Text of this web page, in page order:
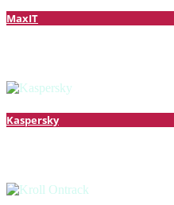
MaxIT
Kaspersky